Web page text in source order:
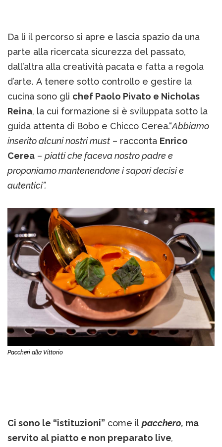
Da lì il percorso si apre e lascia spazio da una
parte alla ricercata sicurezza del passato,
dall’altra alla creatività pacata e fatta a regola
d’arte. A tenere sotto controllo e gestire la
cucina sono gli chef Paolo Pivato e Nicholas
Reina, la cui formazione si è sviluppata sotto la
guida attenta di Bobo e Chicco Cerea.“Abbiamo
inserito alcuni nostri must – racconta Enrico
Cerea – piatti che faceva nostro padre e
proponiamo mantenendone i sapori decisi e
autentici”.
Paccheri alla Vittorio
Ci sono le “istituzioni” come il pacchero, ma
servito al piatto e non preparato live,